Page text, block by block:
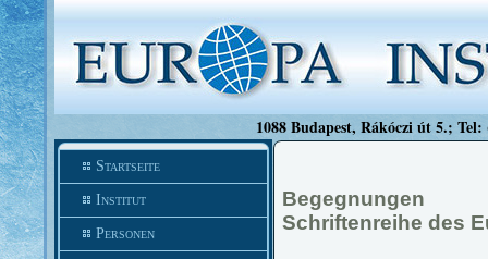
1088 Budapest, Rákóczi út 5.;
Startseite
Institut
Personen
Begegnungen
Schriftenreihe des